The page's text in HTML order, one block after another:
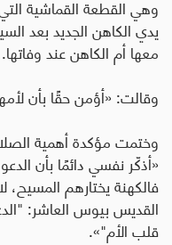
وهي القطعة القماشية
يدي الكاهن الجديد بعد
معها أم الكاهن عند وفاتها.
وقالت: «أؤمن حقًا بأن
وختمت مؤكدة أهمية
«أذكّر نفسي دائمًا بأن
فالكهنة يختارهم المسيح،
القديس بيوس العاشر:
قلب الأم"».